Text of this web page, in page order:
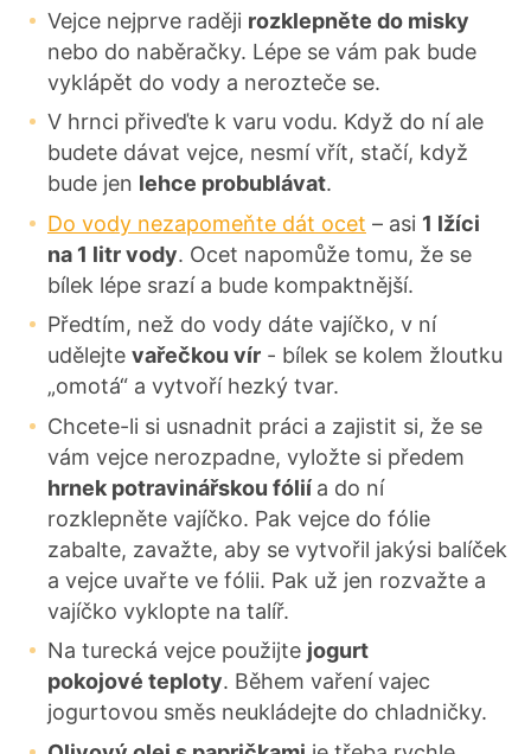
Vejce nejprve raději rozklepněte do misky
nebo do naběračky. Lépe se vám pak bude
vyklápět do vody a nerozteče se.
V hrnci přiveďte k varu vodu. Když do ní ale
budete dávat vejce, nesmí vřít, stačí, když
bude jen lehce probublávat.
Do vody nezapomeňte dát ocet – asi 1 lžíci
na 1 litr vody. Ocet napomůže tomu, že se
bílek lépe srazí a bude kompaktnější.
Předtím, než do vody dáte vajíčko, v ní
udělejte vařečkou vír - bílek se kolem žloutku
„omotá“ a vytvoří hezký tvar.
Chcete-li si usnadnit práci a zajistit si, že se
vám vejce nerozpadne, vyložte si předem
hrnek potravinářskou fólií a do ní
rozklepněte vajíčko. Pak vejce do fólie
zabalte, zavažte, aby se vytvořil jakýsi balíček
a vejce uvařte ve fólii. Pak už jen rozvažte a
vajíčko vyklopte na talíř.
Na turecká vejce použijte jogurt
pokojové teploty. Během vaření vajec
jogurtovou směs neukládejte do chladničky.